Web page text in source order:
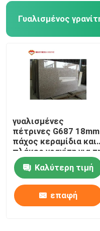
Γυαλισμένος
γυαλισμένες
πέτρινες G687 18mm
πάχος κεραμίδια και
πλάκες γρανίτη για
διακόσμηση
Καλύτερη τιμή
επαφή